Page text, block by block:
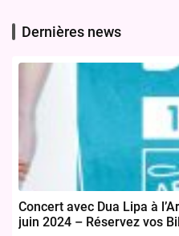
Dernières news
Concert avec Dua Lipa à
juin 2024 – Réservez vos